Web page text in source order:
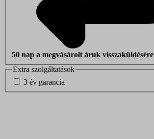
50 nap a megvásárolt áruk visszaküldésére
Extra szolgáltatások
3 év garancia